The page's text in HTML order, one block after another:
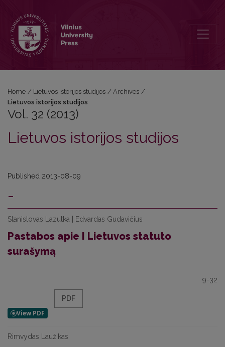
Home / Lietuvos istorijos studijos / Archives /
Lietuvos istorijos studijos
Vol. 32 (2013)
Lietuvos istorijos studijos
Published 2013-08-09
-
Stanislovas Lazutka | Edvardas Gudavičius
Pastabos apie I Lietuvos statuto
surašymą
9-32
PDF
Rimvydas Laužikas